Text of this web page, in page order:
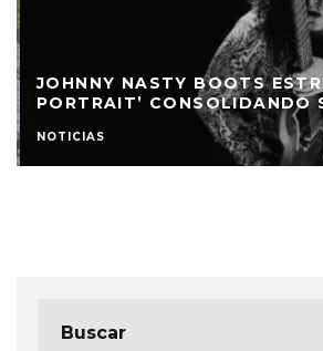
JOHNNY NASTY BOOTS
PORTRAIT’ CONSOLIDANDO
NOTICIAS